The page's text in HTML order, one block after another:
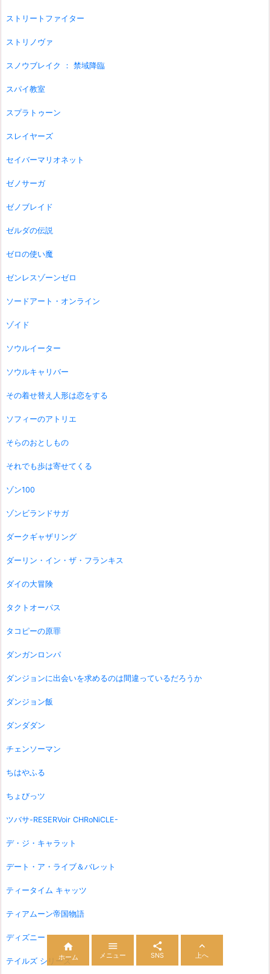
ストリートファイター
ストリノヴァ
スノウブレイク ： 禁域降臨
スパイ教室
スプラトゥーン
スレイヤーズ
セイバーマリオネット
ゼノサーガ
ゼノブレイド
ゼルダの伝説
ゼロの使い魔
ゼンレスゾーンゼロ
ソードアート・オンライン
ゾイド
ソウルイーター
ソウルキャリバー
その着せ替え人形は恋をする
ソフィーのアトリエ
そらのおとしもの
それでも歩は寄せてくる
ゾン100
ゾンビランドサガ
ダークギャザリング
ダーリン・イン・ザ・フランキス
ダイの大冒険
タクトオーパス
タコピーの原罪
ダンガンロンパ
ダンジョンに出会いを求めるのは間違っているだろうか
ダンジョン飯
ダンダダン
チェンソーマン
ちはやふる
ちょびっツ
ツバサ-RESERVoir CHRoNiCLE-
デ・ジ・キャラット
デート・ア・ライブ＆バレット
ティータイム キャッツ
ティアムーン帝国物語
ディズニー
テイルズ シリーズ

ホーム

メニュー

SNS

上へ